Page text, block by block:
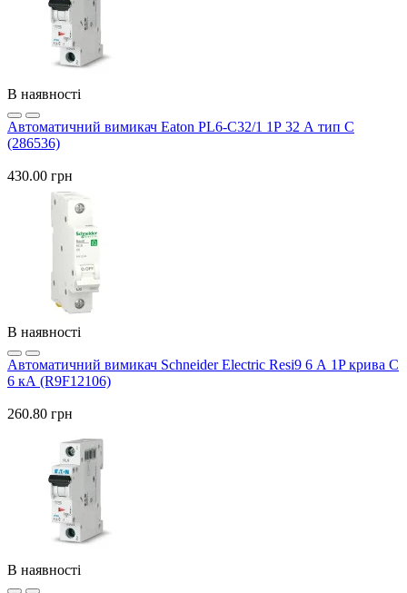
В наявності
Автоматичний вимикач Eaton PL6-C32/1 1Р 32 А тип С
(286536)
430.00 грн
В наявності
Автоматичний вимикач Schneider Electric Resi9 6 А 1P крива C
6 кА (R9F12106)
260.80 грн
В наявності